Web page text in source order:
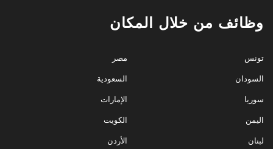
وظائف من خلال المكان
مصر
السعودية
الإمارات
الكويت
الأردن
تونس
السودان
سوريا
اليمن
لبنان